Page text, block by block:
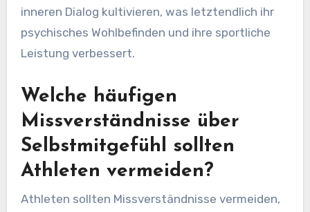
Gefühle ohne Urteil anzuerkennen, was eine
gesündere Denkweise fördert. Positives
Selbstgespräch ersetzt negative Gedanken
Motivation steigert. Durch die Integration dieser
Strategien können Athleten einen mitfühlenden
inneren Dialog kultivieren, was letztendlich ihr
psychisches Wohlbefinden und ihre sportliche
Leistung verbessert.